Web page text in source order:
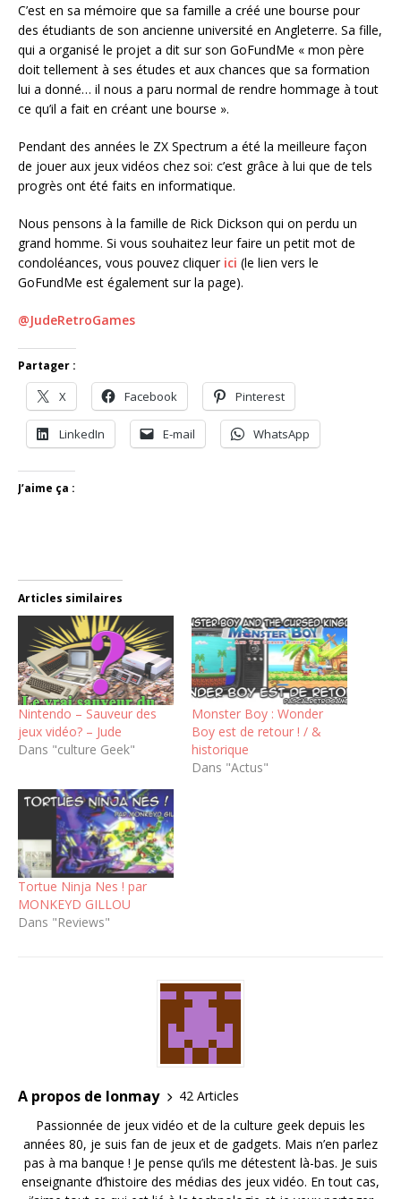
C’est en sa mémoire que sa famille a créé une bourse pour
des étudiants de son ancienne université en Angleterre. Sa fille,
qui a organisé le projet a dit sur son GoFundMe « mon père
doit tellement à ses études et aux chances que sa formation
lui a donné… il nous a paru normal de rendre hommage à tout
ce qu’il a fait en créant une bourse ».
Pendant des années le ZX Spectrum a été la meilleure façon
de jouer aux jeux vidéos chez soi: c’est grâce à lui que de tels
progrès ont été faits en informatique.
Nous pensons à la famille de Rick Dickson qui on perdu un
grand homme. Si vous souhaitez leur faire un petit mot de
condoléances, vous pouvez cliquer ici (le lien vers le
GoFundMe est également sur la page).
@JudeRetroGames
Partager :
X Facebook Pinterest
LinkedIn E-mail WhatsApp
J’aime ça :
Articles similaires
Nintendo – Sauveur des
jeux vidéo? – Jude
Dans "culture Geek"
Monster Boy : Wonder
Boy est de retour ! / &
historique
Dans "Actus"
Tortue Ninja Nes ! par
MONKEYD GILLOU
Dans "Reviews"
A propos de lonmay
42 Articles
Passionnée de jeux vidéo et de la culture geek depuis les
années 80, je suis fan de jeux et de gadgets. Mais n’en parlez
pas à ma banque ! Je pense qu’ils me détestent là-bas. Je suis
enseignante d’histoire des médias des jeux vidéo. En tout cas,